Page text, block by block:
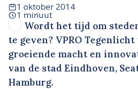
1 oktober 2014
1 minuut
Wordt het tijd om
te geven? VPRO
groeiende macht en
van de stad Eindhoven,
Hamburg.